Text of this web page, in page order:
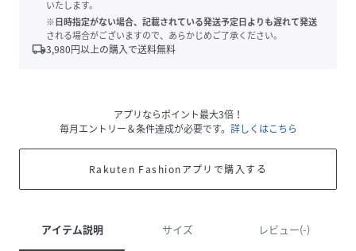
いたします。
※日時指定がない場合、記載されている発送予定日よりも遅れて発送
される場合がございますので、あらかじめご了承ください。
local_shipping3,980円以上の購入で送料無料
アプリならポイント最大3倍！
毎月エントリー＆条件達成が必要です。 詳しくはこちら
Rakuten Fashionアプリで購入する
アイテム説明 サイズ レビュー(-)